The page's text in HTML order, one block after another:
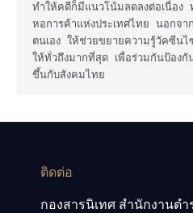
ทำให้คดีก็มีแนวโน้มลดลงต่อเนื่อง
หอการค้าแห่งประเทศไทย นอกจา
ตนเอง ให้ช่วยขยายความรู้วัคซีนไ
ให้ทั่วถึงมากที่สุด เพื่อร่วมกันป้องกั
ขึ้นกับสังคมไทย
ติดต่อ
กองสารนิเทศ สำนักงานต